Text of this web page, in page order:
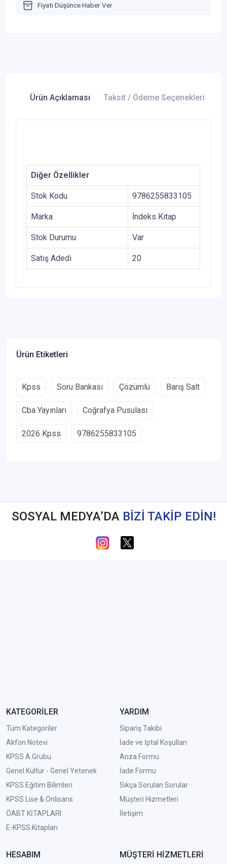
Fiyatı Düşünce Haber Ver
Ürün Açıklaması Taksit / Ödeme Seçenekleri
Diğer Özellikler
Stok Kodu 9786255833105
Marka İndeks Kitap
Stok Durumu Var
Satış Adedi 20
Ürün Etiketleri
Kpss Soru Bankası Çözümlü Barış Salt
Cba Yayınları Coğrafya Pusulası
2026 Kpss 9786255833105
SOSYAL MEDYA’DA BİZİ TAKİP EDİN!
KATEGORİLER
Tüm Kategoriler
Akfon Notevi
KPSS A Grubu
Genel Kültür - Genel Yetenek
KPSS Eğitim Bilimleri
KPSS Lise & Önlisans
ÖABT KİTAPLARI
E-KPSS Kitapları
YARDIM
Sipariş Takibi
İade ve İptal Koşulları
Arıza Formu
İade Formu
Sıkça Sorulan Sorular
Müşteri Hizmetleri
İletişim
HESABIM MÜŞTERİ HİZMETLERİ